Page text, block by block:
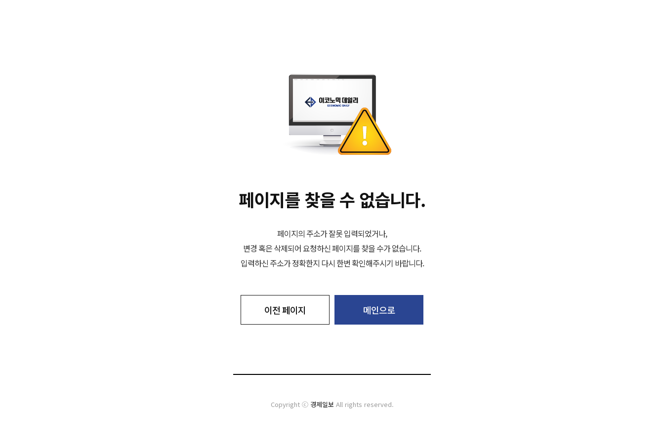
페이지를 찾을 수 없습니다.
페이지의 주소가 잘못 입력되었거나,
변경 혹은 삭제되어 요청하신 페이지를 찾을 수가 없습니다.
입력하신 주소가 정확한지 다시 한번 확인해주시기 바랍니다.
이전 페이지 메인으로
Copyright ⓒ 경제일보 All rights reserved.